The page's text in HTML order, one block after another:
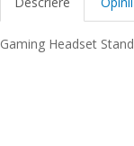
Gaming Headset